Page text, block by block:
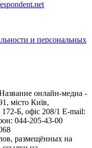
и персональных
онлайн-медиа -
місто Київ,
Б, офіс 208/1 E-mail:
044-205-43-00
размещённых на